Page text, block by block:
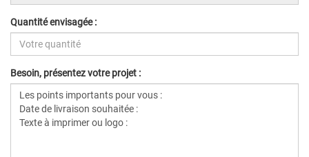
Quantité envisagée :
Besoin, présentez votre projet :